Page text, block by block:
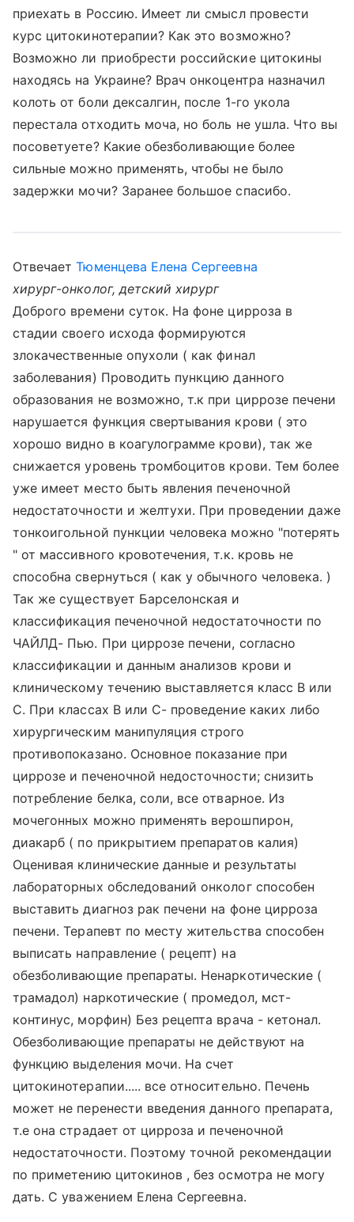
приехать в Россию. Имеет ли смысл провести
курс цитокинотерапии? Как это возможно?
Возможно ли приобрести российские цитокины
находясь на Украине? Врач онкоцентра назначил
колоть от боли дексалгин, после 1-го укола
перестала отходить моча, но боль не ушла. Что вы
посоветуете? Какие обезболивающие более
сильные можно применять, чтобы не было
задержки мочи? Заранее большое спасибо.
ОтвечаетТюменцева Елена Сергеевна
хирург-онколог, детский хирург
Доброго времени суток. На фоне цирроза в
стадии своего исхода формируются
злокачественные опухоли ( как финал
заболевания) Проводить пункцию данного
образования не возможно, т.к при циррозе печени
нарушается функция свертывания крови ( это
хорошо видно в коагулограмме крови), так же
снижается уровень тромбоцитов крови. Тем более
уже имеет место быть явления печеночной
недостаточности и желтухи. При проведении даже
тонкоигольной пункции человека можно "потерять
" от массивного кровотечения, т.к. кровь не
способна свернуться ( как у обычного человека. )
Так же существует Барселонская и
классификация печеночной недостаточности по
ЧАЙЛД- Пью. При циррозе печени, согласно
классификации и данным анализов крови и
клиническому течению выставляется класс В или
С. При классах В или С- проведение каких либо
хирургическим манипуляция строго
противопоказано. Основное показание при
циррозе и печеночной недосточности; снизить
потребление белка, соли, все отварное. Из
мочегонных можно применять верошпирон,
диакарб ( по прикрытием препаратов калия)
Оценивая клинические данные и результаты
лабораторных обследований онколог способен
выставить диагноз рак печени на фоне цирроза
печени. Терапевт по месту жительства способен
выписать направление ( рецепт) на
обезболивающие препараты. Ненаркотические (
трамадол) наркотические ( промедол, мст-
континус, морфин) Без рецепта врача - кетонал.
Обезболивающие препараты не действуют на
функцию выделения мочи. На счет
цитокинотерапии..... все относительно. Печень
может не перенести введения данного препарата,
т.е она страдает от цирроза и печеночной
недостаточности. Поэтому точной рекомендации
по приметению цитокинов , без осмотра не могу
дать. С уважением Елена Сергеевна.